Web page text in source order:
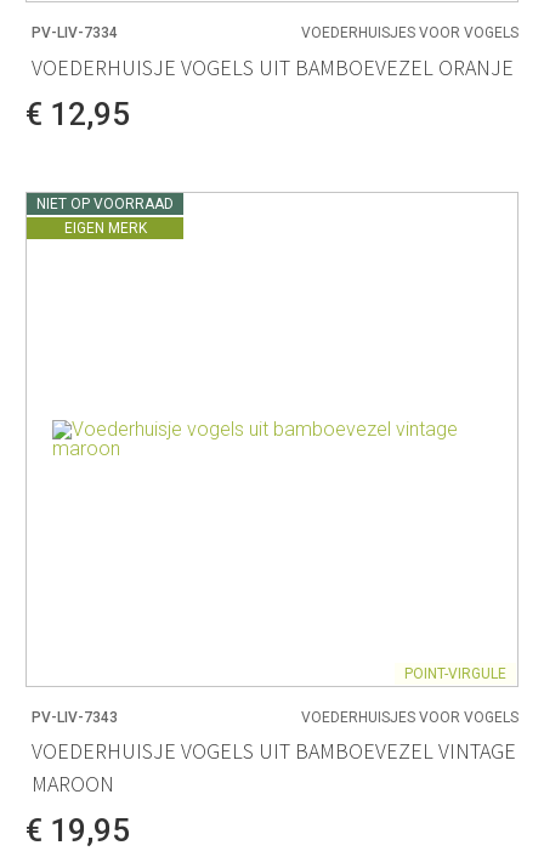
PV-LIV-7334 VOEDERHUISJES VOOR VOGELS
VOEDERHUISJE VOGELS UIT BAMBOEVEZEL ORANJE
€ 12,95
NIET OP VOORRAAD
EIGEN MERK
POINT-VIRGULE
PV-LIV-7343 VOEDERHUISJES VOOR VOGELS
VOEDERHUISJE VOGELS UIT BAMBOEVEZEL VINTAGE
MAROON
€ 19,95